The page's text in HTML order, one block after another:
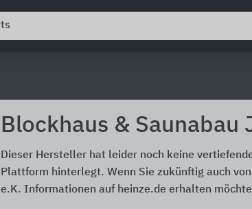
Blockhaus & Saunabau
Dieser Hersteller hat leider noch keine
Plattform hinterlegt. Wenn Sie zukünftig auch
e.K. Informationen auf heinze.de erhalten